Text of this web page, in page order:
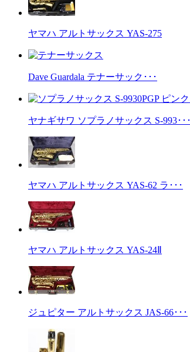
ヤマハ アルトサックス YAS-275
Dave Guardala テナーサック･･･
ヤナギサワ ソプラノサックス S-993･･･
ヤマハ アルトサックス YAS-62 ラ･･･
ヤマハ アルトサックス YAS-24Ⅱ
ジュピター アルトサックス JAS-66･･･